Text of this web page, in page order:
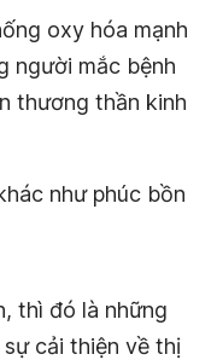
oxy hóa mạnh
người mắc bệnh
thương thần kinh
như phúc bồn
thì đó là những
cải thiện về thị